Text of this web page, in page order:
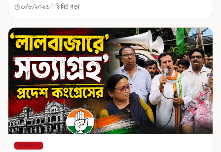
৬/৮/২০২৬ 1 মিনিট পড়া
শিরোনাম